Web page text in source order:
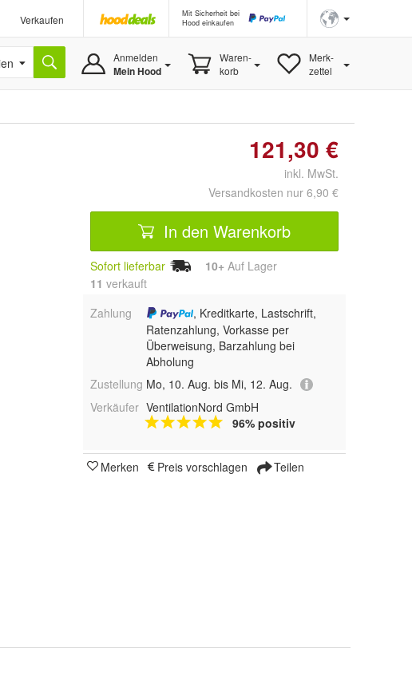
Verkaufen
Mit Sicherheit bei
Hood einkaufen
Anmelden
Mein Hood
Waren-
korb
Merk-
zettel
121,30 €
inkl. MwSt.
Versandkosten nur 6,90 €
In den Warenkorb
Sofort lieferbar 10+ Auf Lager
11 verkauft
Zahlung
, Kreditkarte, Lastschrift,
Ratenzahlung, Vorkasse per
Überweisung, Barzahlung bei
Abholung
Zustellung Mo, 10. Aug. bis Mi, 12. Aug.
Verkäufer VentilationNord GmbH
96% positiv
Merken Preis vorschlagen Teilen